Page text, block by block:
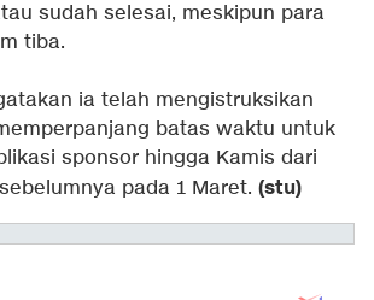
sudah selesai, meskipun para
tiba.
ia telah mengistruksikan
batas waktu untuk
sponsor hingga Kamis dari
pada 1 Maret. (stu)